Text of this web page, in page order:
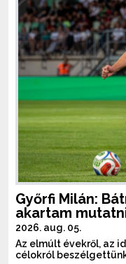
Győrfi Milán:
akartam
2026. aug. 05.
Az elmúlt évekről, az
célokról